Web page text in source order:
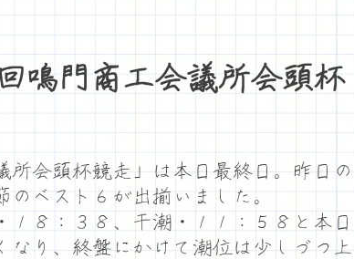
鳴門商工会議所会頭杯
会頭杯競走」は本日最終日。昨日の
ベスト６が出揃いました。
８：３８、干潮・１１：５８と本日
なり、終盤にかけて潮位は少しづつ上